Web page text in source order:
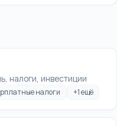
налоги, инвестиции
налоги +1ещё